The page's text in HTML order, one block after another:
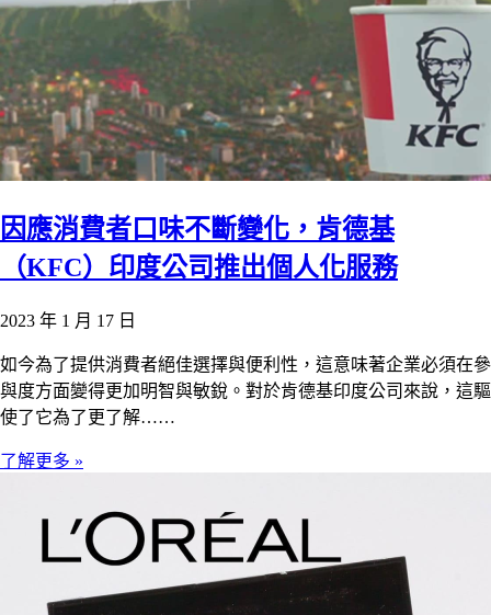
因應消費者口味不斷變化，肯德基
（KFC）印度公司推出個人化服務
2023 年 1 月 17 日
如今為了提供消費者絕佳選擇與便利性，這意味著企業必須在參
與度方面變得更加明智與敏銳。對於肯德基印度公司來說，這驅
使了它為了更了解……
了解更多 »